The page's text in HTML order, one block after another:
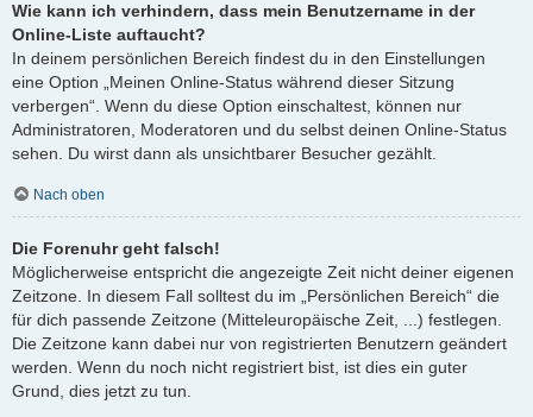
Wie kann ich verhindern, dass mein Benutzername in der
Online-Liste auftaucht?
In deinem persönlichen Bereich findest du in den Einstellungen
eine Option „Meinen Online-Status während dieser Sitzung
verbergen“. Wenn du diese Option einschaltest, können nur
Administratoren, Moderatoren und du selbst deinen Online-Status
sehen. Du wirst dann als unsichtbarer Besucher gezählt.
Nach oben
Die Forenuhr geht falsch!
Möglicherweise entspricht die angezeigte Zeit nicht deiner eigenen
Zeitzone. In diesem Fall solltest du im „Persönlichen Bereich“ die
für dich passende Zeitzone (Mitteleuropäische Zeit, ...) festlegen.
Die Zeitzone kann dabei nur von registrierten Benutzern geändert
werden. Wenn du noch nicht registriert bist, ist dies ein guter
Grund, dies jetzt zu tun.